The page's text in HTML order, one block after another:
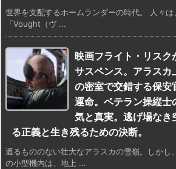
世界を支配するホームランダーの時代。 人々
「Vought（ヴ ...
映画フライト・リスク
サスペンス。アラスカ
の密室で交錯する保安
運命。ベテラン操縦士
気と真実。逃げ場なき
る正義と生き残るための決断。
遮るもののない壮大なアラスカの雪嶺。しかし
の小型機内は、地上 ...